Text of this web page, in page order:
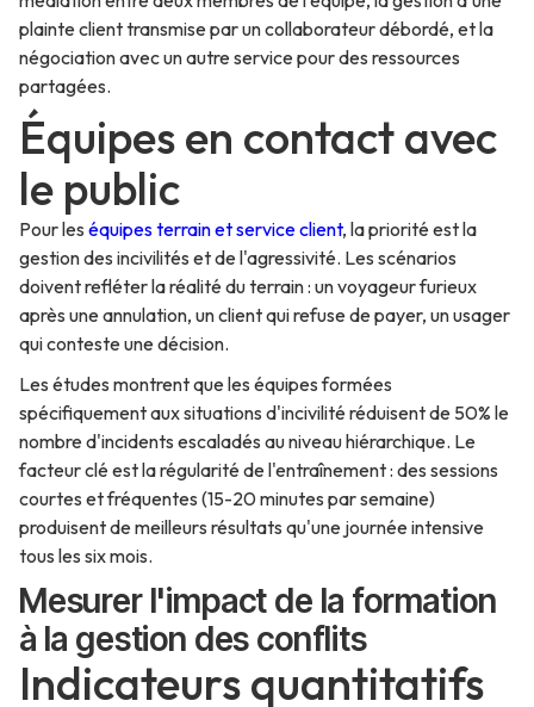
plainte client transmise par un collaborateur débordé, et la
négociation avec un autre service pour des ressources
partagées.
Équipes en contact avec
le public
Pour les équipes terrain et service client, la priorité est la
gestion des incivilités et de l'agressivité. Les scénarios
doivent refléter la réalité du terrain : un voyageur furieux
après une annulation, un client qui refuse de payer, un usager
qui conteste une décision.
Les études montrent que les équipes formées
spécifiquement aux situations d'incivilité réduisent de 50% le
nombre d'incidents escaladés au niveau hiérarchique. Le
facteur clé est la régularité de l'entraînement : des sessions
courtes et fréquentes (15-20 minutes par semaine)
produisent de meilleurs résultats qu'une journée intensive
tous les six mois.
Mesurer l'impact de la formation
à la gestion des conflits
Indicateurs quantitatifs